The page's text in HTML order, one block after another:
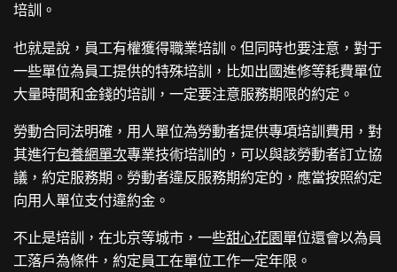
培訓。
也就是說，員工有權獲得職業培訓。但同時也要注意，對于
一些單位為員工提供的特殊培訓，比如出國進修等耗費單位
大量時間和金錢的培訓，一定要注意服務期限的約定。
勞動合同法明確，用人單位為勞動者提供專項培訓費用，對
其進行包養網單次專業技術培訓的，可以與該勞動者訂立協
議，約定服務期。勞動者違反服務期約定的，應當按照約定
向用人單位支付違約金。
不止是培訓，在北京等城市，一些甜心花園單位還會以為員
工落戶為條件，約定員工在單位工作一定年限。